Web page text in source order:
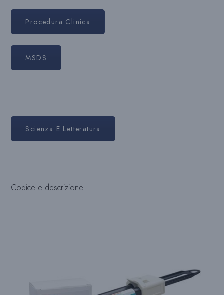
Procedura Clinica
MSDS
Scienza E Letteratura
Codice e descrizione: